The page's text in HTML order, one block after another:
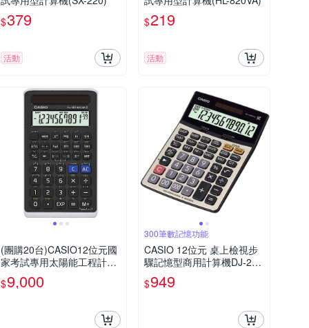
$379
活動
$219
活動
(團購20台)CASIO12位元國
家考試專用太陽能工程計算
機-FX-82SOLARII
$9,000
300筆數記憶功能
CASIO 12位元 桌上檢視步
驟記憶型商用計算機DJ-220
DPLUS
$949